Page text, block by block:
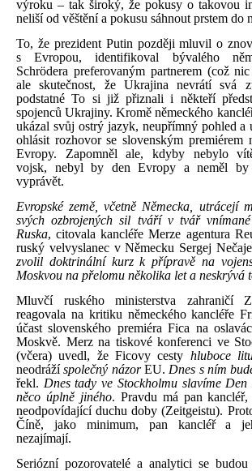
výroku – tak široký, že pokusy o takovou
neliší od věštění a pokusu sáhnout prstem do
To, že prezident Putin později mluvil o
s Evropou, identifikoval bývalého
Schrödera preferovaným partnerem (což
ale skutečnost, že Ukrajina nevrátí svá
podstatné To si již přiznali i někteří
spojenců Ukrajiny. Kromě německého
ukázal svůj ostrý jazyk, neupřímný pohled a
ohlásit rozhovor se slovenským premiérem
Evropy. Zapomněl ale, kdyby nebylo
vojsk, nebyl by den Evropy a neměl by
vyprávět.
Evropské země, včetně Německa, utrácejí
svých ozbrojených sil tváří v tvář
Ruska, citovala kancléře Merze agentura
ruský velvyslanec v Německu Sergej
zvolil doktrinální kurz k přípravě na
Moskvou na přelomu několika let a neskrývá
Mluvčí ruského ministerstva zahraničí
reagovala na kritiku německého kancléře
účast slovenského premiéra Fica na
Moskvě. Merz na tiskové konferenci ve
(včera) uvedl, že Ficovy cesty hluboce
neodrážíspolečný názorEU. Dnes s ním
řekl. Dnes tady ve Stockholmu slavíme
něco úplně jiného. Pravdu má pan
neodpovídající duchu doby (Zeitgeistu).
Číně, jako minimum, pan kancléř a
nezajímají.
Seriózní pozorovatelé a analytici se